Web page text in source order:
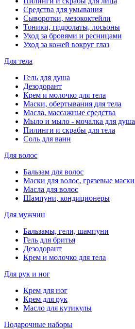
Средства для умывания
Сыворотки, мезококтейли
Тоники, гидролаты, лосьоны
Уход за бровями и ресницами
Уход за кожей вокруг глаз
Для тела
Гель для душа
Дезодорант
Крем и молочко для тела
Маски, обертывания для тела
Масла, массажные средства
Мыло и мыло - мочалка для душа
Пилинги и скрабы для тела
Соль для ванн
Для волос
Бальзам для волос
Маски для волос, грязевые маски
Масла для волос
Шампуни, кондиционеры
Для мужчин
Бальзамы, гели, шампуни
Гель для бритья
Дезодорант
Крем и молочко для тела
Для рук и ног
Крем для ног
Крем для рук
Масло для кутикулы
Подарочные наборы